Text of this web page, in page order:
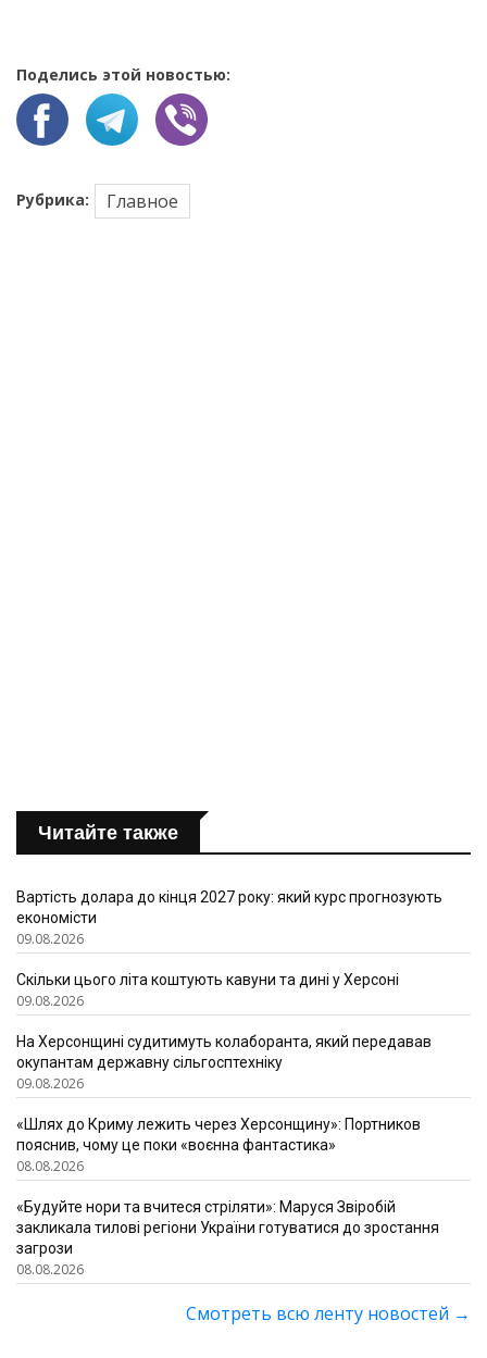
Поделись этой новостью:
Рубрика: Главное
Читайте также
Вартість долара до кінця 2027 року: який курс прогнозують
економісти
09.08.2026
Скільки цього літа коштують кавуни та дині у Херсоні
09.08.2026
На Херсонщині судитимуть колаборанта, який передавав
окупантам державну сільгосптехніку
09.08.2026
«Шлях до Криму лежить через Херсонщину»: Портников
пояснив, чому це поки «воєнна фантастика»
08.08.2026
«Будуйте нори та вчитеся стріляти»: Маруся Звіробій
закликала тилові регіони України готуватися до зростання
загрози
08.08.2026
Смотреть всю ленту новостей →